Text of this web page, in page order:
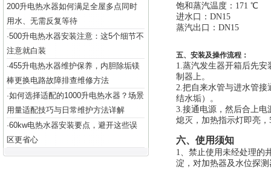
200升电热水器如何满足全屋多点同时
用水、无需反复等待
·500升电热水器安装注意：这5个细节不
注意就白装
·455升电热水器维护保养，内胆除垢镁
棒更换电路故障排查维修方法
·如何选择适配的1000升电热水器？场景
用量适配技巧与日常维护方法详解
·60kw电热水器安装要点，避开这些误
区更省心
饱和蒸汽温度：171 ℃
进水口：DN15
蒸汽出口：DN15
五、安装及操作流程：
1.蒸汽发生器开箱后先安
制器上。
2.把自来水管与进水管接
结水垢）。
3.接通电源，然后合上电
熄灭，加热指示灯即亮
六、使用须知
1、禁止使用未经处理的
淀，对加热器及水位探